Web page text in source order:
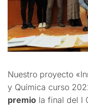
Nuestro proyecto
y Química curso
premio la final del I